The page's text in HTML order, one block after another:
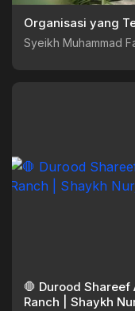
Organisasi yang
Syeikh Muhammad
🛑 Durood
Ranch | Shaykh